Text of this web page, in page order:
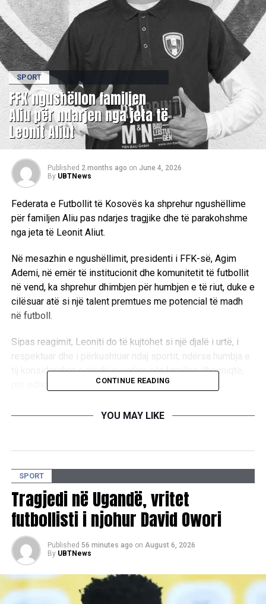
SPORT
FFK ngushëllon familjen
Aliu për ndarjen nga jeta të
Leonit Aliut
Published 2 months ago on June 4, 2026
By UBTNews
Federata e Futbollit të Kosovës ka shprehur ngushëllime
për familjen Aliu pas ndarjes tragjike dhe të parakohshme
nga jeta të Leonit Aliut.
Në mesazhin e ngushëllimit, presidenti i FFK-së, Agim
Ademi, në emër të institucionit dhe komunitetit të futbollit
në vend, ka shprehur dhimbjen për humbjen e të riut, duke e
cilësuar atë si një talent premtues me potencial të madh
në futboll.
Sipas reagimit, Leoniti do të kujtohet si një djalë i urtë, i
respektuar dhe i përkushtuar ndaj sportit, ndërsa humbja e
tij konsiderohet e rëndë jo vetëm për familjen dhe miqtë,
por edhe për komunitetin sportiv në Kosovë.
FFK ka theksuar se në këto momente të vështira qëndron
RELATED TOPICS:
UP NEXT
Ndryshim në portën e Kosovës, ftohet Altin Gjokaj në
Kombëtaren A
DON'T MISS
FIFA ndalon shishet e ujit në stadiumet e Kupës së Botës
2026
CONTINUE READING
YOU MAY LIKE
SPORT
Tragjedi në Ugandë, vritet
futbollisti i njohur David Owori
Published 56 minutes ago on August 6, 2026
By UBTNews